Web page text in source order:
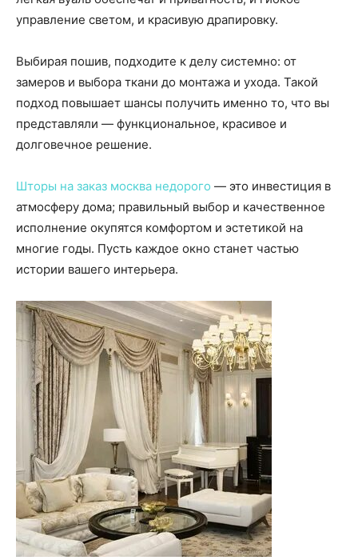
управление светом, и красивую драпировку.
Выбирая пошив, подходите к делу системно: от
замеров и выбора ткани до монтажа и ухода. Такой
подход повышает шансы получить именно то, что вы
представляли — функциональное, красивое и
долговечное решение.
Шторы на заказ москва недорого — это инвестиция в
атмосферу дома; правильный выбор и качественное
исполнение окупятся комфортом и эстетикой на
многие годы. Пусть каждое окно станет частью
истории вашего интерьера.